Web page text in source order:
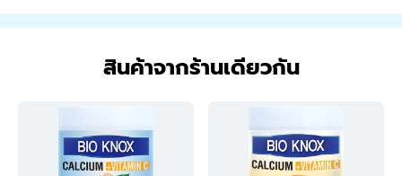
สินค้าจากร้านเดียวกัน